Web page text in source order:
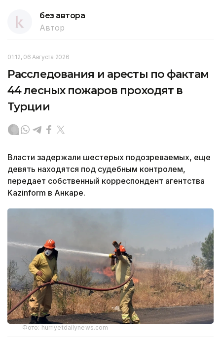
без автора
Автор
01:12, 06 Августа 2026
Расследования и аресты по фактам
44 лесных пожаров проходят в
Турции
Власти задержали шестерых подозреваемых, еще
девять находятся под судебным контролем,
передает собственный корреспондент агентства
Kazinform в Анкаре.
Фото: hurriyetdailynews.com